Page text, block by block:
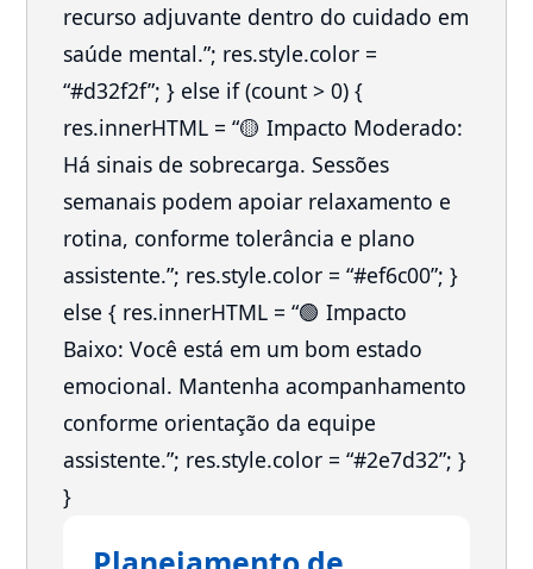
recurso adjuvante dentro do cuidado em
saúde mental.”; res.style.color =
“#d32f2f”; } else if (count > 0) {
res.innerHTML = “🟡 Impacto Moderado:
Há sinais de sobrecarga. Sessões
semanais podem apoiar relaxamento e
rotina, conforme tolerância e plano
assistente.”; res.style.color = “#ef6c00”; }
else { res.innerHTML = “🟢 Impacto
Baixo: Você está em um bom estado
emocional. Mantenha acompanhamento
conforme orientação da equipe
assistente.”; res.style.color = “#2e7d32”; }
}